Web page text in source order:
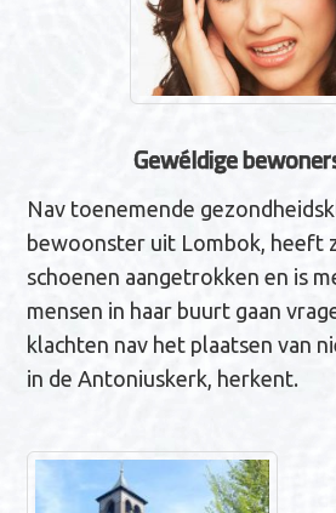
Gewéldige
Nav toenemende
bewoonster uit Lombok, heeft
schoenen aangetrokken en is
mensen in haar buurt gaan
klachten nav het plaatsen van
in de Antoniuskerk, herkent.